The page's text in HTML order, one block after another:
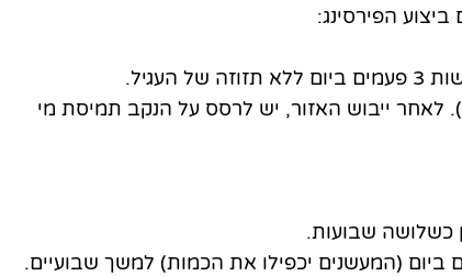
הפירסינג:
לאחר ייבוש האזור, יש לרסס על הנקב תמיסת מי
כשלושה שבועות.